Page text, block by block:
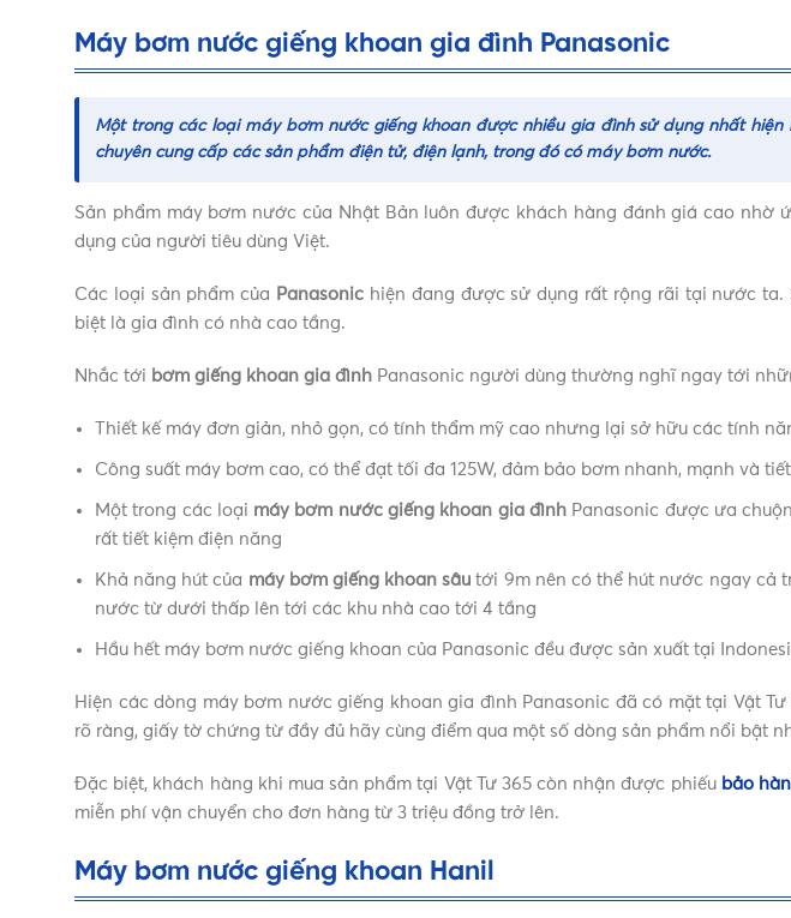
Máy bơm nước giếng khoan gia đình Panasonic
Một trong các loại máy bơm nước giếng khoan được nhiều gia đình sử dụng nhất
chuyên cung cấp các sản phẩm điện tử, điện lạnh, trong đó có máy bơm nước.
Sản phẩm máy bơm nước của Nhật Bản luôn được khách hàng đánh giá cao
dụng của người tiêu dùng Việt.
Các loại sản phẩm của Panasonic hiện đang được sử dụng rất rộng rãi tại nước
biệt là gia đình có nhà cao tầng.
Nhắc tới bơm giếng khoan gia đình Panasonic người dùng thường nghĩ ngay tới
Thiết kế máy đơn giản, nhỏ gọn, có tính thẩm mỹ cao nhưng lại sở hữu các tính
Công suất máy bơm cao, có thể đạt tối đa 125W, đảm bảo bơm nhanh, mạnh và
Một trong các loại máy bơm nước giếng khoan gia đìnhPanasonic được ưa
rất tiết kiệm điện năng
Khả năng hút của máy bơm giếng khoan sâutới 9m nên có thể hút nước ngay cả
nước từ dưới thấp lên tới các khu nhà cao tới 4 tầng
Hầu hết máy bơm nước giếng khoan của Panasonic đều được sản xuất tại
Hiện các dòng máy bơm nước giếng khoan gia đình Panasonic đã có mặt tại Vật
rõ ràng, giấy tờ chứng từ đầy đủ hãy cùng điểm qua một số dòng sản phẩm nổi bật
Đặc biệt, khách hàng khi mua sản phẩm tại Vật Tư 365 còn nhận được phiếu bảo
miễn phí vận chuyển cho đơn hàng từ 3 triệu đồng trở lên.
Máy bơm nước giếng khoan Hanil